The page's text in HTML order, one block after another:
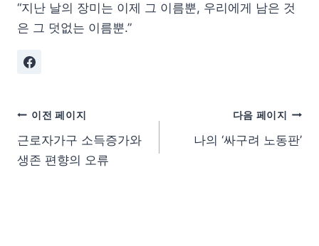
“지난 날의 장미는 이제 그 이름뿐, 우리에게 남은 것
은 그 덧없는 이름뿐.”
이전 페이지
근로자가구 소득증가와
생존 편향의 오류
다음 페이지
나의 ‘싸구려 노동판’